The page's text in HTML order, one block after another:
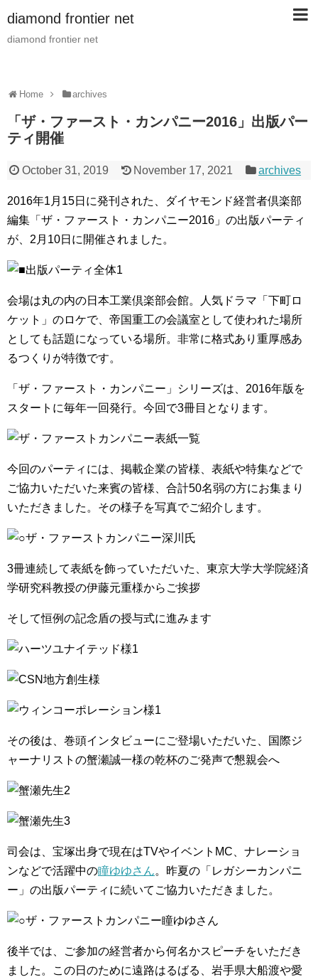
diamond frontier net
diamond frontier net
Home archives
「ザ・ファースト・カンパニー2016」出版パー
ティ開催
October 31, 2019 November 17, 2021 archives
2016年1月15日に発刊された、ダイヤモンド経営者倶楽部
編集「ザ・ファースト・カンパニー2016」の出版パーティ
が、2月10日に開催されました。
会場は丸の内の日本工業倶楽部会館。人気ドラマ「下町ロ
ケット」のロケで、帝国重工の会議室として使われた場所
としても話題になっている場所。非常に格式あり重厚感あ
るつくりが特徴です。
「ザ・ファースト・カンパニー」シリーズは、2016年版を
スタートに毎年一回発行。今回で3冊目となります。
今回のパーティには、掲載企業の皆様、表紙や特集などで
ご協力いただいた来賓の皆様、合計50名弱の方にお集まり
いただきました。その様子を写真でご紹介します。
3冊連続して表紙を飾っていただいた、東京大学大学院経済
学研究科教授の伊藤元重様からご挨拶
そして恒例の記念盾の授与式に進みます
その後は、巻頭インタビューにご登場いただいた、国際ジ
ャーナリストの蟹瀬誠一様の乾杯のご発声で懇親会へ
司会は、宝塚出身で現在はTVやイベントMC、ナレーショ
ンなどで活躍中の瞳ゆゆさん。昨夏の「レガシーカンパニ
ー」の出版パーティに続いてご協力いただきました。
後半では、ご参加の経営者から何名かスピーチをいただき
ました。この日のために遠路はるばる、岩手県大船渡や愛